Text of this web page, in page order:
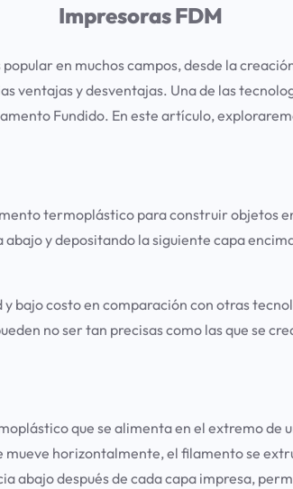
Impresoras FDM
en muchos campos, desde la
ventajas y desventajas. Una de las
Fundido. En este artículo,
termoplástico para construir objetos
y depositando la siguiente capa
bajo costo en comparación con otras
no ser tan precisas como las que se
que se alimenta en el extremo de
horizontalmente, el filamento se
abajo después de cada capa impresa,